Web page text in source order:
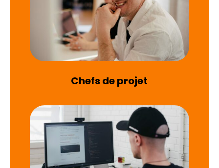
Chefs de projet